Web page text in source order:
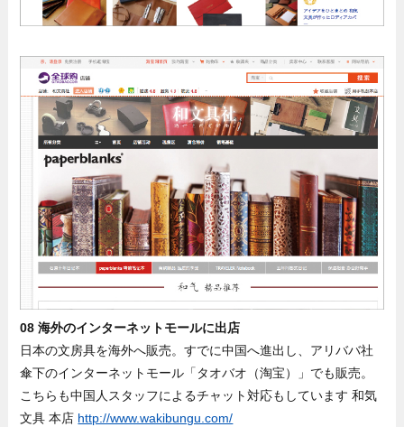
08 海外のインターネットモールに出店
日本の文房具を海外へ販売。すでに中国へ進出し、アリババ社
傘下のインターネットモール「タオバオ（淘宝）」でも販売。
こちらも中国人スタッフによるチャット対応もしています 和気
文具 本店 http://www.wakibungu.com/